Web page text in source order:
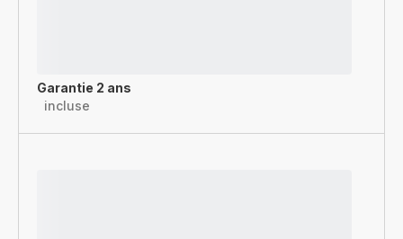
Garantie 2 ans
incluse